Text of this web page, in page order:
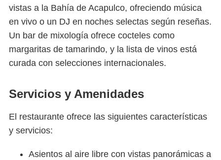
vistas a la Bahía de Acapulco, ofreciendo música
en vivo o un DJ en noches selectas según reseñas.
Un bar de mixología ofrece cocteles como
margaritas de tamarindo, y la lista de vinos está
curada con selecciones internacionales.
Servicios y Amenidades
El restaurante ofrece las siguientes características
y servicios:
Asientos al aire libre con vistas panorámicas a